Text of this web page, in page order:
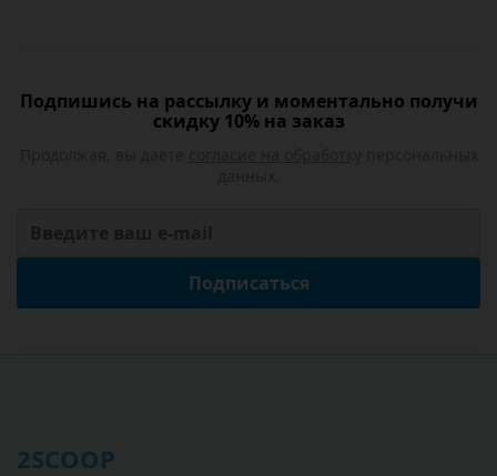
Подпишись на рассылку и моментально получи
скидку 10% на заказ
Подписаться
2SCOOP